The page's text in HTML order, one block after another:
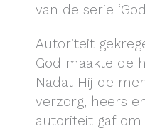
van de serie
Autoriteit
God maakte de
Nadat Hij de
verzorg, heers
autoriteit gaf